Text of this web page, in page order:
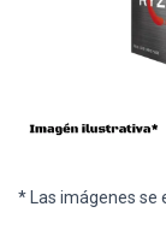
* Las imágenes se